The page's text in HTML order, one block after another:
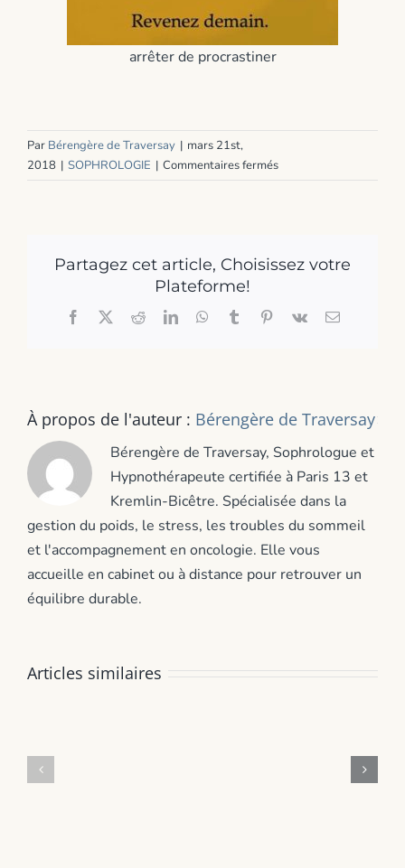
arrêter de procrastiner
Par Bérengère de Traversay | mars 21st,
2018 | SOPHROLOGIE | Commentaires ferméssur
Arrêter
Partagez cet article, Choisissez votre
Plateforme!
Facebook
X RedditLinkedInWhatsApp
TumblrPinterest
Vk Email
À propos de l'auteur : Bérengère de Traversay
Bérengère de Traversay, Sophrologue et
Hypnothérapeute certifiée à Paris 13 et
Kremlin-Bicêtre. Spécialisée dans la
gestion du poids, le stress, les troubles du sommeil
et l'accompagnement en oncologie. Elle vous
accueille en cabinet ou à distance pour retrouver un
équilibre durable.
Articles similaires
Stress
comment
soutenir